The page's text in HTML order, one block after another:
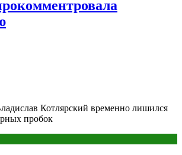
Котлярский временно лишился
пробок